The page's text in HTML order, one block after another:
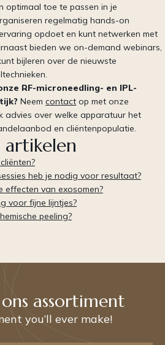
optimaal toe te passen in je
regelmatig hands-on
opdoet en kunt netwerken met
bieden we on-demand webinars,
bijleren over de nieuwste
RF-microneedling- en IPL-
Neem contact op met onze
advies over welke apparatuur het
en cliëntenpopulatie.
heb je nodig voor resultaat?
effecten van exosomen?
voor fijne lijntjes?
peeling?
assortiment
you’ll ever make!